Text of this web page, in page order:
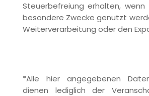
Steuerbefreiung erhalten,
besondere Zwecke genutzt
Weiterverarbeitung oder den
*Alle hier angegebenen
dienen lediglich der